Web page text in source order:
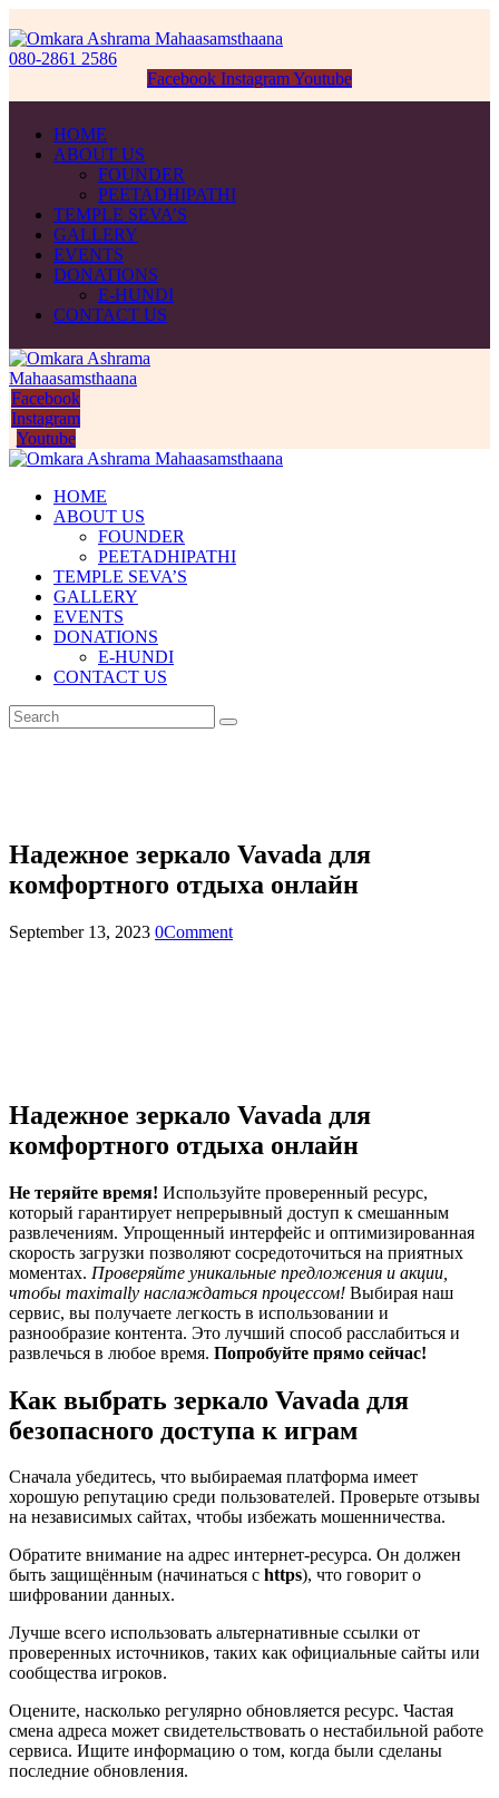
080-2861 2586
Facebook InstagramYoutube
HOME
ABOUT US
FOUNDER
PEETADHIPATHI
TEMPLE SEVA’S
GALLERY
EVENTS
DONATIONS
E-HUNDI
CONTACT US
Facebook
Instagram
Youtube
HOME
ABOUT US
FOUNDER
PEETADHIPATHI
TEMPLE SEVA’S
GALLERY
EVENTS
DONATIONS
E-HUNDI
CONTACT US
Надежное зеркало Vavada для
комфортного отдыха онлайн
September 13, 2023 0Comment
Надежное зеркало Vavada для
комфортного отдыха онлайн
Не теряйте время! Используйте проверенный ресурс,
который гарантирует непрерывный доступ к смешанным
развлечениям. Упрощенный интерфейс и оптимизированная
скорость загрузки позволяют сосредоточиться на приятных
моментах. Проверяйте уникальные предложения и акции,
чтобы maximally наслаждаться процессом! Выбирая наш
сервис, вы получаете легкость в использовании и
разнообразие контента. Это лучший способ расслабиться и
развлечься в любое время. Попробуйте прямо сейчас!
Как выбрать зеркало Vavada для
безопасного доступа к играм
Сначала убедитесь, что выбираемая платформа имеет
хорошую репутацию среди пользователей. Проверьте отзывы
на независимых сайтах, чтобы избежать мошенничества.
Обратите внимание на адрес интернет-ресурса. Он должен
быть защищённым (начинаться с https), что говорит о
шифровании данных.
Лучше всего использовать альтернативные ссылки от
проверенных источников, таких как официальные сайты или
сообщества игроков.
Оцените, насколько регулярно обновляется ресурс. Частая
смена адреса может свидетельствовать о нестабильной работе
сервиса. Ищите информацию о том, когда были сделаны
последние обновления.